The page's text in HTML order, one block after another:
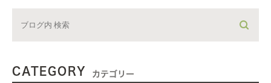
CATEGORY カテゴリー